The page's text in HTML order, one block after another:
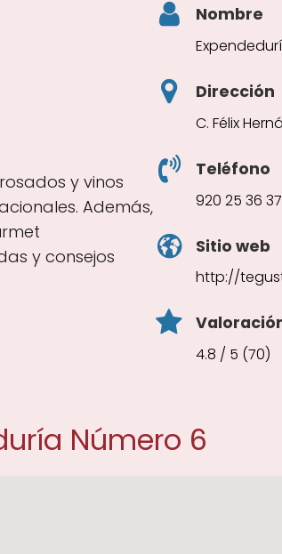
y vinos
Además,
y consejos
Nombre
Dirección
C. Félix
Teléfono
920 25 36 37
Sitio web
http://
4.8 / 5 (70)
Número 6